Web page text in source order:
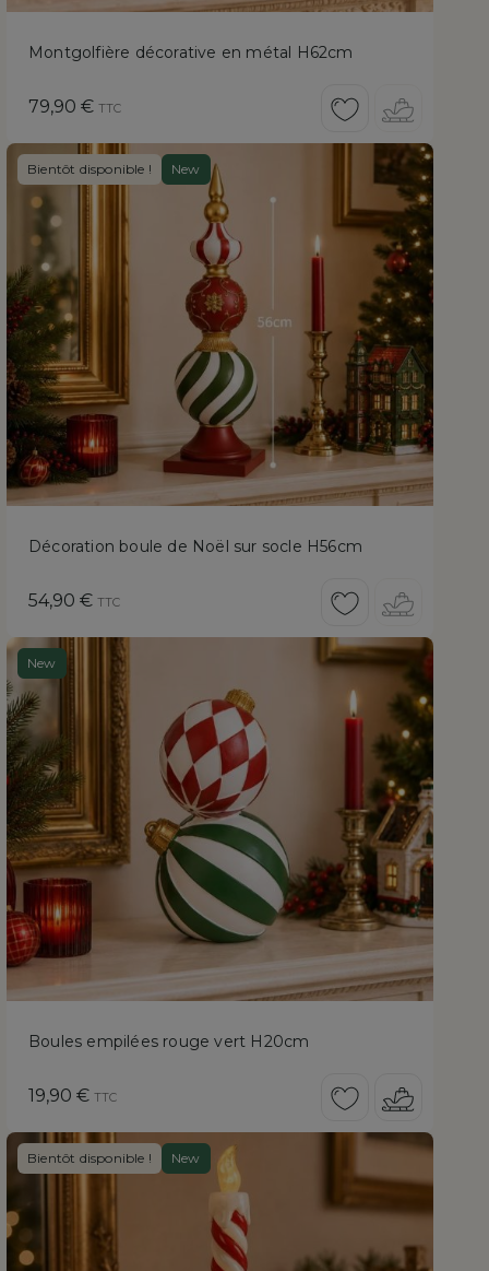
Montgolfière décorative en métal H62cm
Prix
79,90 € TTC
Bientôt disponible ! New
Décoration boule de Noël sur socle H56cm
Prix
54,90 € TTC
New
Boules empilées rouge vert H20cm
Prix
19,90 € TTC
Bientôt disponible ! New